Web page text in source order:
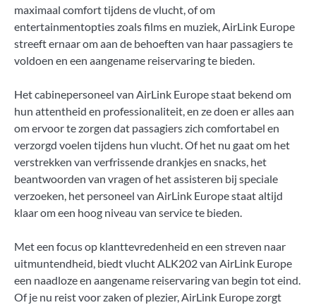
maximaal comfort tijdens de vlucht, of om
entertainmentopties zoals films en muziek, AirLink Europe
streeft ernaar om aan de behoeften van haar passagiers te
voldoen en een aangename reiservaring te bieden.
Het cabinepersoneel van AirLink Europe staat bekend om
hun attentheid en professionaliteit, en ze doen er alles aan
om ervoor te zorgen dat passagiers zich comfortabel en
verzorgd voelen tijdens hun vlucht. Of het nu gaat om het
verstrekken van verfrissende drankjes en snacks, het
beantwoorden van vragen of het assisteren bij speciale
verzoeken, het personeel van AirLink Europe staat altijd
klaar om een hoog niveau van service te bieden.
Met een focus op klanttevredenheid en een streven naar
uitmuntendheid, biedt vlucht ALK202 van AirLink Europe
een naadloze en aangename reiservaring van begin tot eind.
Of je nu reist voor zaken of plezier, AirLink Europe zorgt